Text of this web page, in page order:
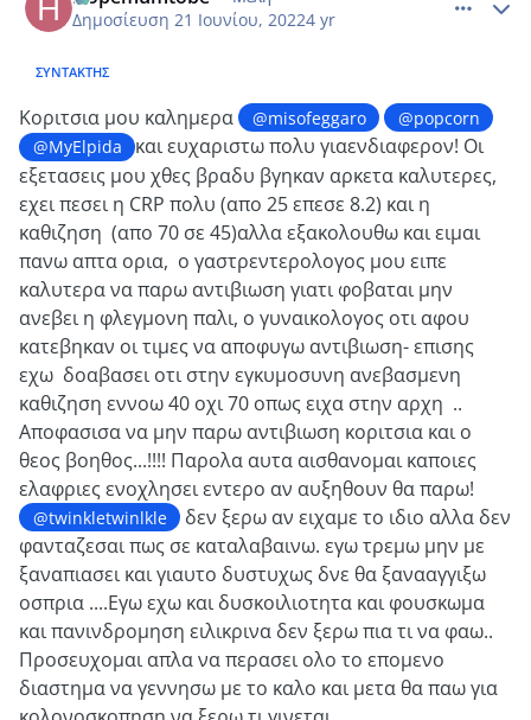
Δημοσίευση 21 Ιουνίου, 20224 yr
ΣΥΝΤΆΚΤΗΣ
Κοριτσια μου καλημερα @misofeggaro
@popcorn
@MyElpida
και ευχαριστω πολυ γιαενδιαφερον! Οι
εξετασεις μου χθες βραδυ βγηκαν αρκετα καλυτερες,
εχει πεσει η CRP πολυ (απο 25 επεσε 8.2) και η
καθιζηση (απο 70 σε 45)αλλα εξακολουθω και ειμαι
πανω απτα ορια, ο γαστρεντερολογος μου ειπε
καλυτερα να παρω αντιβιωση γιατι φοβαται μην
ανεβει η φλεγμονη παλι, ο γυναικολογος οτι αφου
κατεβηκαν οι τιμες να αποφυγω αντιβιωση- επισης
εχω δοαβασει οτι στην εγκυμοσυνη ανεβασμενη
καθιζηση εννοω 40 οχι 70 οπως ειχα στην αρχη ..
Αποφασισα να μην παρω αντιβιωση κοριτσια και ο
θεος βοηθος...!!!! Παρολα αυτα αισθανομαι καποιες
ελαφριες ενοχλησει εντερο αν αυξηθουν θα παρω!
@twinkletwinlkle
δεν ξερω αν ειχαμε το ιδιο αλλα δεν
φανταζεσαι πως σε καταλαβαινω. εγω τρεμω μην με
ξαναπιασει και γιαυτο δυστυχως δνε θα ξανααγγιξω
οσπρια ....Εγω εχω και δυσκοιλιοτητα και φουσκωμα
και πανινδρομηση ειλικρινα δεν ξερω πια τι να φαω..
Προσευχομαι απλα να περασει ολο το επομενο
διαστημα να γεννησω με το καλο και μετα θα παω για